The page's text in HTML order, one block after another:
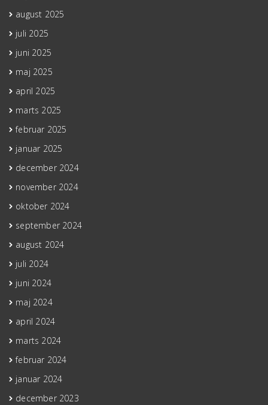
august 2025
juli 2025
juni 2025
maj 2025
april 2025
marts 2025
februar 2025
januar 2025
december 2024
november 2024
oktober 2024
september 2024
august 2024
juli 2024
juni 2024
maj 2024
april 2024
marts 2024
februar 2024
januar 2024
december 2023